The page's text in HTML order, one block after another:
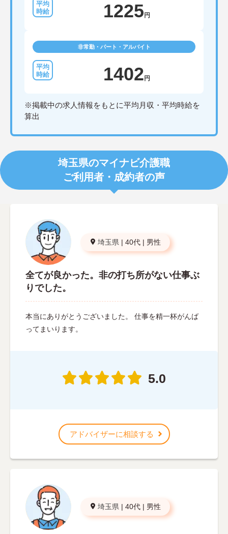
1225 円
非常勤・パート・アルバイト
1402 円
※掲載中の求人情報をもとに平均月収・平均時給を
算出
埼玉県のマイナビ介護職
ご利用者・成約者の声
埼玉県 | 40代 | 男性
全てが良かった。非の打ち所がない仕事ぶ
りでした。
本当にありがとうございました。 仕事を精一杯がんば
ってまいります。
5.0
アドバイザーに相談する
埼玉県 | 40代 | 男性